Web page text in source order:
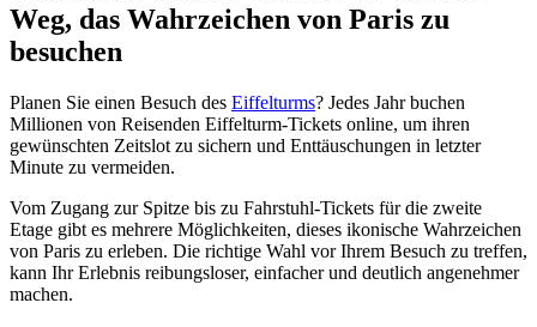
Weg, das Wahrzeichen von Paris zu
besuchen
Planen Sie einen Besuch des Eiffelturms? Jedes Jahr buchen
Millionen von Reisenden Eiffelturm-Tickets online, um ihren
gewünschten Zeitslot zu sichern und Enttäuschungen in letzter
Minute zu vermeiden.
Vom Zugang zur Spitze bis zu Fahrstuhl-Tickets für die zweite
Etage gibt es mehrere Möglichkeiten, dieses ikonische Wahrzeichen
von Paris zu erleben. Die richtige Wahl vor Ihrem Besuch zu treffen,
kann Ihr Erlebnis reibungsloser, einfacher und deutlich angenehmer
machen.